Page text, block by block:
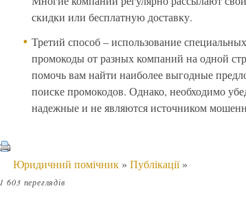
скидки или бесплатную доставку.
Третий способ – использование
промокоды от разных компаний на одной
помочь вам найти наиболее выгодные
поиске промокодов. Однако, необходимо
надежные и не являются источником
Юридичний помічник» Публікації»
1 603 переглядів